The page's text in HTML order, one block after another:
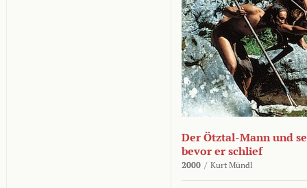
Der Ötztal-Mann und
bevor er schlief
2000 / Kurt Mündl